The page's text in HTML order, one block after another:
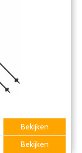
Bekijken
Bekijken